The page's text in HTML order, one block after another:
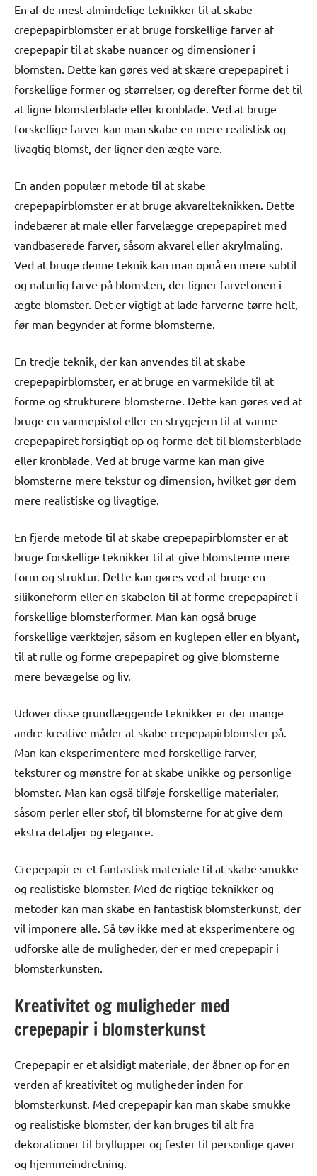
En af de mest almindelige teknikker til at skabe
crepepapirblomster er at bruge forskellige farver af
crepepapir til at skabe nuancer og dimensioner i
blomsten. Dette kan gøres ved at skære crepepapiret i
forskellige former og størrelser, og derefter forme det til
at ligne blomsterblade eller kronblade. Ved at bruge
forskellige farver kan man skabe en mere realistisk og
livagtig blomst, der ligner den ægte vare.
En anden populær metode til at skabe
crepepapirblomster er at bruge akvarelteknikken. Dette
indebærer at male eller farvelægge crepepapiret med
vandbaserede farver, såsom akvarel eller akrylmaling.
Ved at bruge denne teknik kan man opnå en mere subtil
og naturlig farve på blomsten, der ligner farvetonen i
ægte blomster. Det er vigtigt at lade farverne tørre helt,
før man begynder at forme blomsterne.
En tredje teknik, der kan anvendes til at skabe
crepepapirblomster, er at bruge en varmekilde til at
forme og strukturere blomsterne. Dette kan gøres ved at
bruge en varmepistol eller en strygejern til at varme
crepepapiret forsigtigt op og forme det til blomsterblade
eller kronblade. Ved at bruge varme kan man give
blomsterne mere tekstur og dimension, hvilket gør dem
mere realistiske og livagtige.
En fjerde metode til at skabe crepepapirblomster er at
bruge forskellige teknikker til at give blomsterne mere
form og struktur. Dette kan gøres ved at bruge en
silikoneform eller en skabelon til at forme crepepapiret i
forskellige blomsterformer. Man kan også bruge
forskellige værktøjer, såsom en kuglepen eller en blyant,
til at rulle og forme crepepapiret og give blomsterne
mere bevægelse og liv.
Udover disse grundlæggende teknikker er der mange
andre kreative måder at skabe crepepapirblomster på.
Man kan eksperimentere med forskellige farver,
teksturer og mønstre for at skabe unikke og personlige
blomster. Man kan også tilføje forskellige materialer,
såsom perler eller stof, til blomsterne for at give dem
ekstra detaljer og elegance.
Crepepapir er et fantastisk materiale til at skabe smukke
og realistiske blomster. Med de rigtige teknikker og
metoder kan man skabe en fantastisk blomsterkunst, der
vil imponere alle. Så tøv ikke med at eksperimentere og
udforske alle de muligheder, der er med crepepapir i
blomsterkunsten.
Kreativitet og muligheder med
crepepapir i blomsterkunst
Crepepapir er et alsidigt materiale, der åbner op for en
verden af kreativitet og muligheder inden for
blomsterkunst. Med crepepapir kan man skabe smukke
og realistiske blomster, der kan bruges til alt fra
dekorationer til bryllupper og fester til personlige gaver
og hjemmeindretning.